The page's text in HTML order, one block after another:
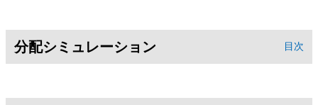
分配シミュレーション 目次